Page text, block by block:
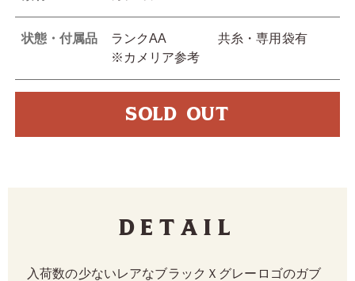
状態・付属品
ランクAA 共糸・専用袋有
※カメリア参考
SOLD OUT
Detail
入荷数の少ないレアなブラックＸグレーロゴのガブ